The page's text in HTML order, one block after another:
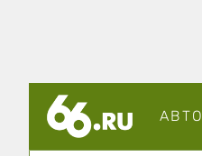
АВТО